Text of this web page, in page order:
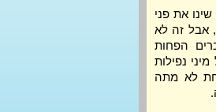
את פני
אבל זה לא
הפחות
נפילות
לא מתה